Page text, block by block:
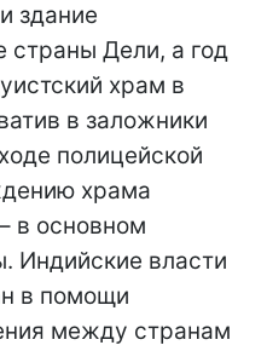
здание
страны Дели, а год
храм в
в заложники
полицейской
храма
в основном
Индийские власти
в помощи
между странам